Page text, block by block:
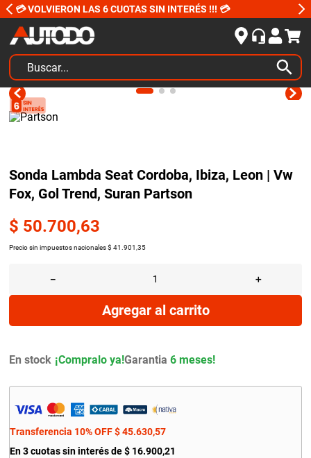
💳 VOLVIERON LAS 6 CUOTAS SIN INTERÉS !!! 💳
Buscar...
Sonda Lambda Seat Cordoba, Ibiza, Leon | Vw
Fox, Gol Trend, Suran Partson
$ 50.700,63
Precio sin impuestos nacionales $ 41 901 35
＋
－
Agregar al carrito
En stock Garantia 6 meses!
Transferencia 10% OFF $ 45.630,57
En 3 cuotas sin interés de $ 16.900,21
TÉRMINOS MÁS BUSCADOS
1.
kits
3.
bujias ngk
4.
honda civic
5
bora
6.
renault
8.
sprinter